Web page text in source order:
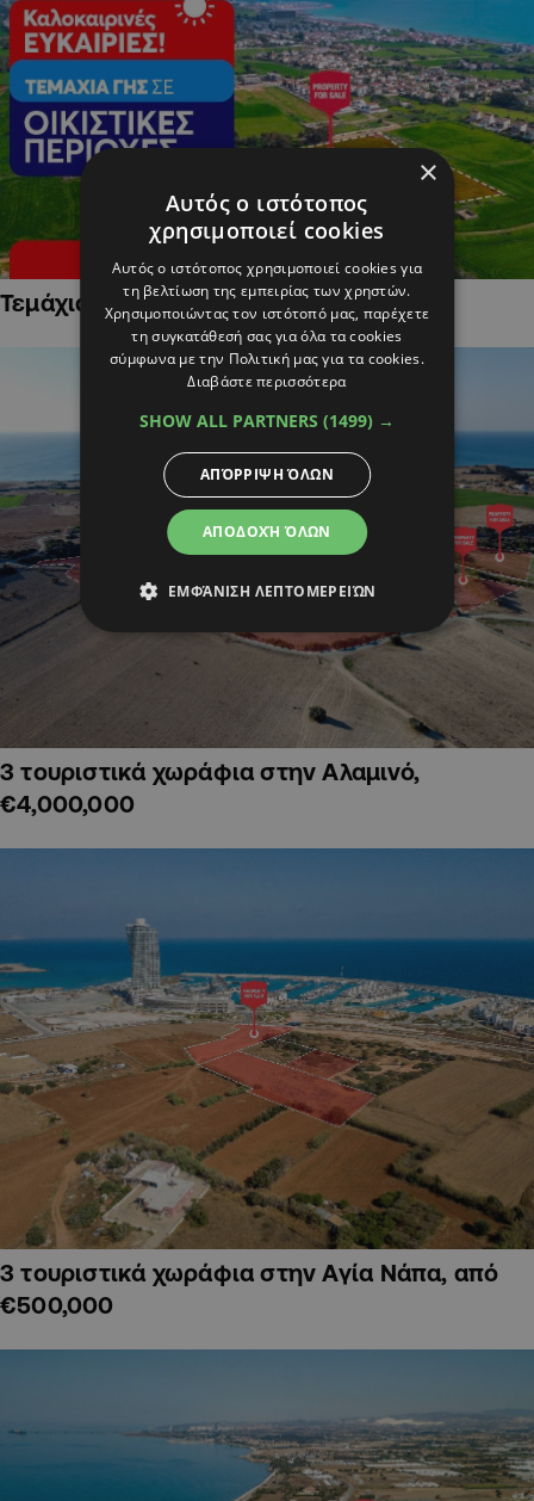
Τεμάχια Γης σε Οικιστικές Περιοχές
3 τουριστικά χωράφια στην Αλαμινό,
€4,000,000
3 τουριστικά χωράφια στην Αγία Νάπα, από
€500,000
×
Αυτός ο ιστότοπος
χρησιμοποιεί cookies
Αυτός ο ιστότοπος χρησιμοποιεί cookies για
τη βελτίωση της εμπειρίας των χρηστών.
Χρησιμοποιώντας τον ιστότοπό μας, παρέχετε
τη συγκατάθεσή σας για όλα τα cookies
σύμφωνα με την Πολιτική μας για τα cookies.
Διαβάστε περισσότερα
SHOW ALL PARTNERS (1499) →
ΑΠΟΔΟΧΉ ΌΛΩΝ
ΑΠΌΡΡΙΨΗ ΌΛΩΝ
ΕΜΦΆΝΙΣΗ ΛΕΠΤΟΜΕΡΕΙΏΝ